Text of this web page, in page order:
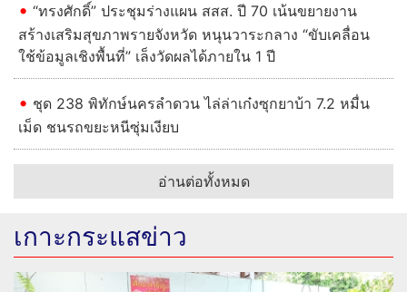
“ทรงศักดิ์” ประชุมร่างแผน สสส. ปี 70 เน้นขยายงาน
สร้างเสริมสุขภาพรายจังหวัด หนุนวาระกลาง “ขับเคลื่อน
ใช้ข้อมูลเชิงพื้นที่” เล็งวัดผลได้ภายใน 1 ปี
ชุด 238 พิทักษ์นครลำดวน ไล่ล่าเก๋งซุกยาบ้า 7.2 หมื่น
เม็ด ชนรถขยะหนีซุ่มเงียบ
อ่านต่อทั้งหมด
เกาะกระแสข่าว